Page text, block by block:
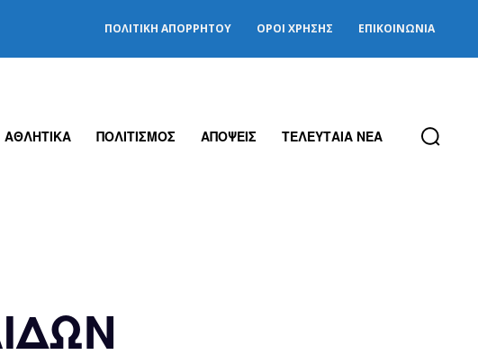
ΠΟΛΙΤΙΚΉ ΑΠΟΡΡΉΤΟΥ ΌΡΟΙ ΧΡΉΣΗΣ ΕΠΙΚΟΙΝΩΝΊΑ
ΑΘΛΗΤΙΚΑ ΠΟΛΙΤΙΣΜΟΣ ΑΠΟΨΕΙΣ ΤΕΛΕΥΤΑΙΑ ΝΕΑ